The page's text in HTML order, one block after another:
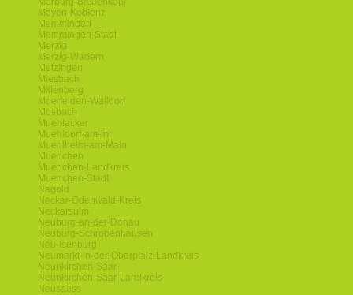
Mayen-Koblenz
Memmingen
Memmingen-Stadt
Merzig
Merzig-Wadern
Metzingen
Miesbach
Miltenberg
Moerfelden-Walldorf
Mosbach
Muehlacker
Muehldorf-am-Inn
Muehlheim-am-Main
Muenchen
Muenchen-Landkreis
Muenchen-Stadt
Nagold
Neckar-Odenwald-Kreis
Neckarsulm
Neuburg-an-der-Donau
Neuburg-Schrobenhausen
Neu-Isenburg
Neumarkt-in-der-Oberpfalz-Landkreis
Neunkirchen-Saar
Neunkirchen-Saar-Landkreis
Neusaess